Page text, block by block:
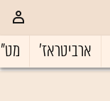
ארביטראז'